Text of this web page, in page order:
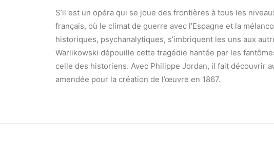
S’il est un opéra qui se joue des frontières à tous les
français, où le climat de guerre avec l’Espagne et la
historiques, psychanalytiques, s’imbriquent les uns aux
Warlikowski dépouille cette tragédie hantée par les
celle des historiens. Avec Philippe Jordan, il fait découvrir
amendée pour la création de l’œuvre en 1867.